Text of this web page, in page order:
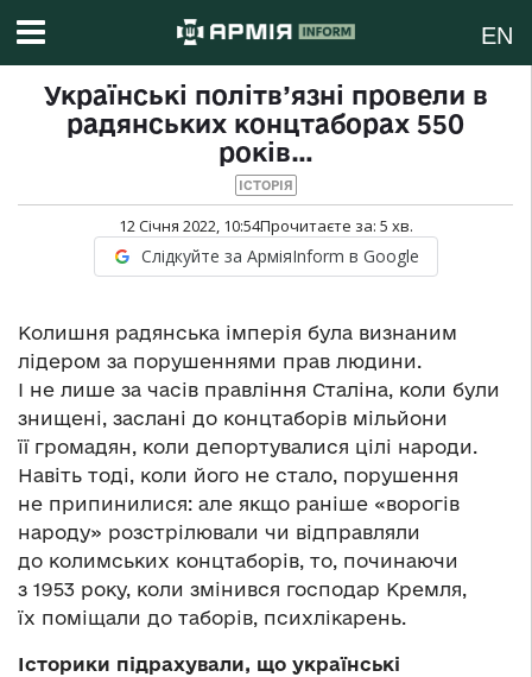
EN
Українські політв’язні провели в
радянських концтаборах 550
років…
ІСТОРІЯ
12 Січня 2022, 10:54Прочитаєте за: 5 хв.
Слідкуйте за АрміяInform в Google
Колишня радянська імперія була визнаним
лідером за порушеннями прав людини.
І не лише за часів правління Сталіна, коли були
знищені, заслані до концтаборів мільйони
її громадян, коли депортувалися цілі народи.
Навіть тоді, коли його не стало, порушення
не припинилися: але якщо раніше «ворогів
народу» розстрілювали чи відправляли
до колимських концтаборів, то, починаючи
з 1953 року, коли змінився господар Кремля,
їх поміщали до таборів, психлікарень.
Історики підрахували, що українські